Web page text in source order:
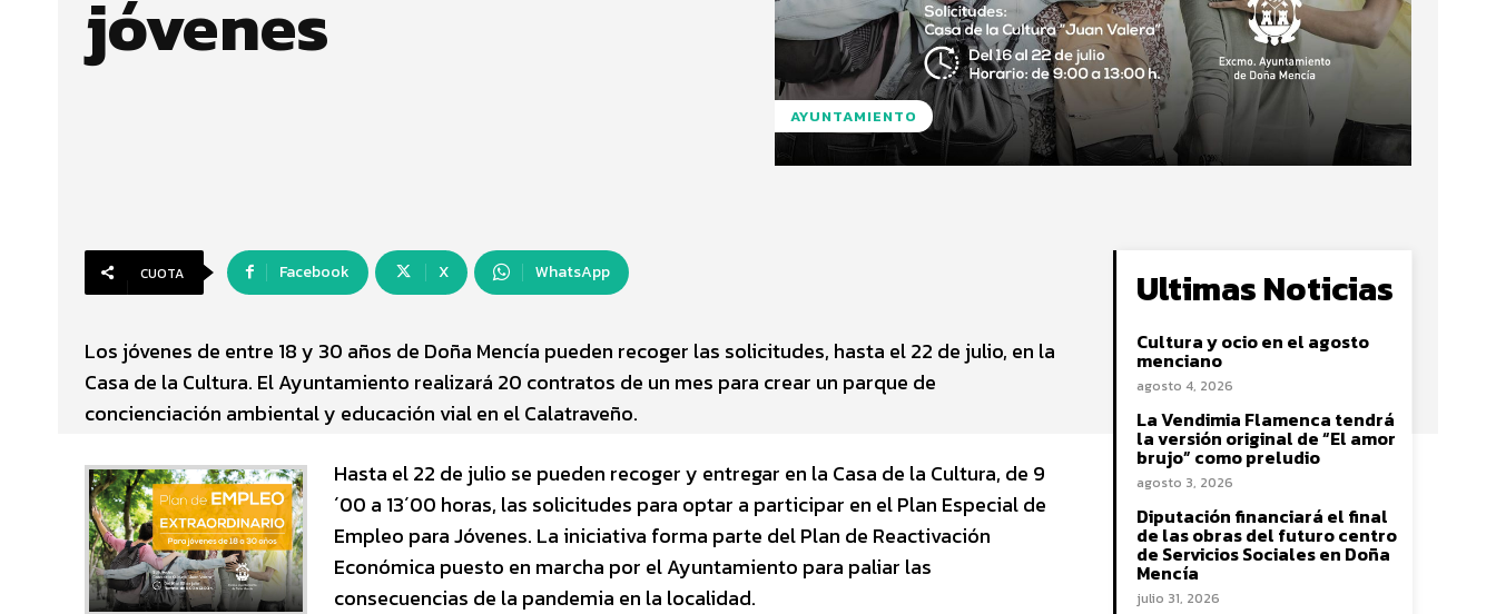
jóvenes
AYUNTAMIENTO
CUOTA Facebook X WhatsApp
Los jóvenes de entre 18 y 30 años de Doña Mencía pueden recoger las solicitudes, hasta el 22 de julio, en la
Casa de la Cultura. El Ayuntamiento realizará 20 contratos de un mes para crear un parque de
concienciación ambiental y educación vial en el Calatraveño.
Hasta el 22 de julio se pueden recoger y entregar en la Casa de la Cultura, de 9
´00 a 13´00 horas, las solicitudes para optar a participar en el Plan Especial de
Empleo para Jóvenes. La iniciativa forma parte del Plan de Reactivación
Económica puesto en marcha por el Ayuntamiento para paliar las
consecuencias de la pandemia en la localidad.
Ultimas Noticias
Cultura y ocio en el agosto
menciano
agosto 4, 2026
La Vendimia Flamenca tendrá
la versión original de “El amor
brujo” como preludio
agosto 3, 2026
Diputación financiará el final
de las obras del futuro centro
de Servicios Sociales en Doña
Mencía
julio 31, 2026